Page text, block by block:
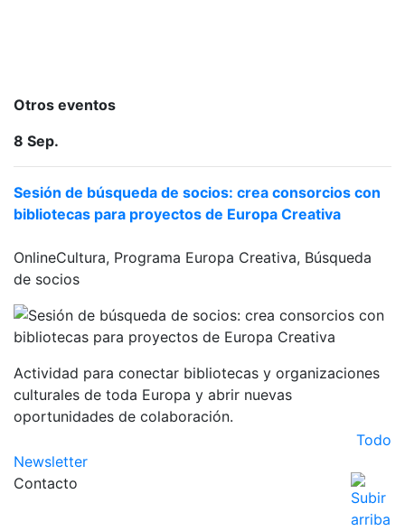
Otros eventos
8 Sep.
Sesión de búsqueda de socios: crea consorcios con
bibliotecas para proyectos de Europa Creativa
OnlineCultura, Programa Europa Creativa, Búsqueda
de socios
Actividad para conectar bibliotecas y organizaciones
culturales de toda Europa y abrir nuevas
oportunidades de colaboración.
Todo
Newsletter
Contacto